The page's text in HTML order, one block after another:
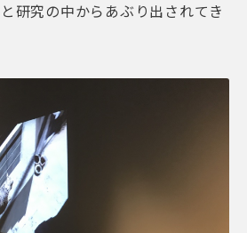
研究の中からあぶり出されてき